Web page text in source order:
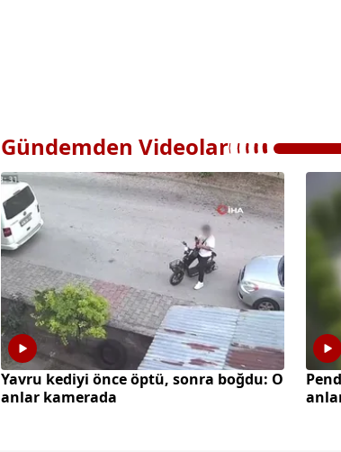
Gündemden Videolar
Yavru kediyi önce öptü, sonra boğdu: O
anlar kamerada